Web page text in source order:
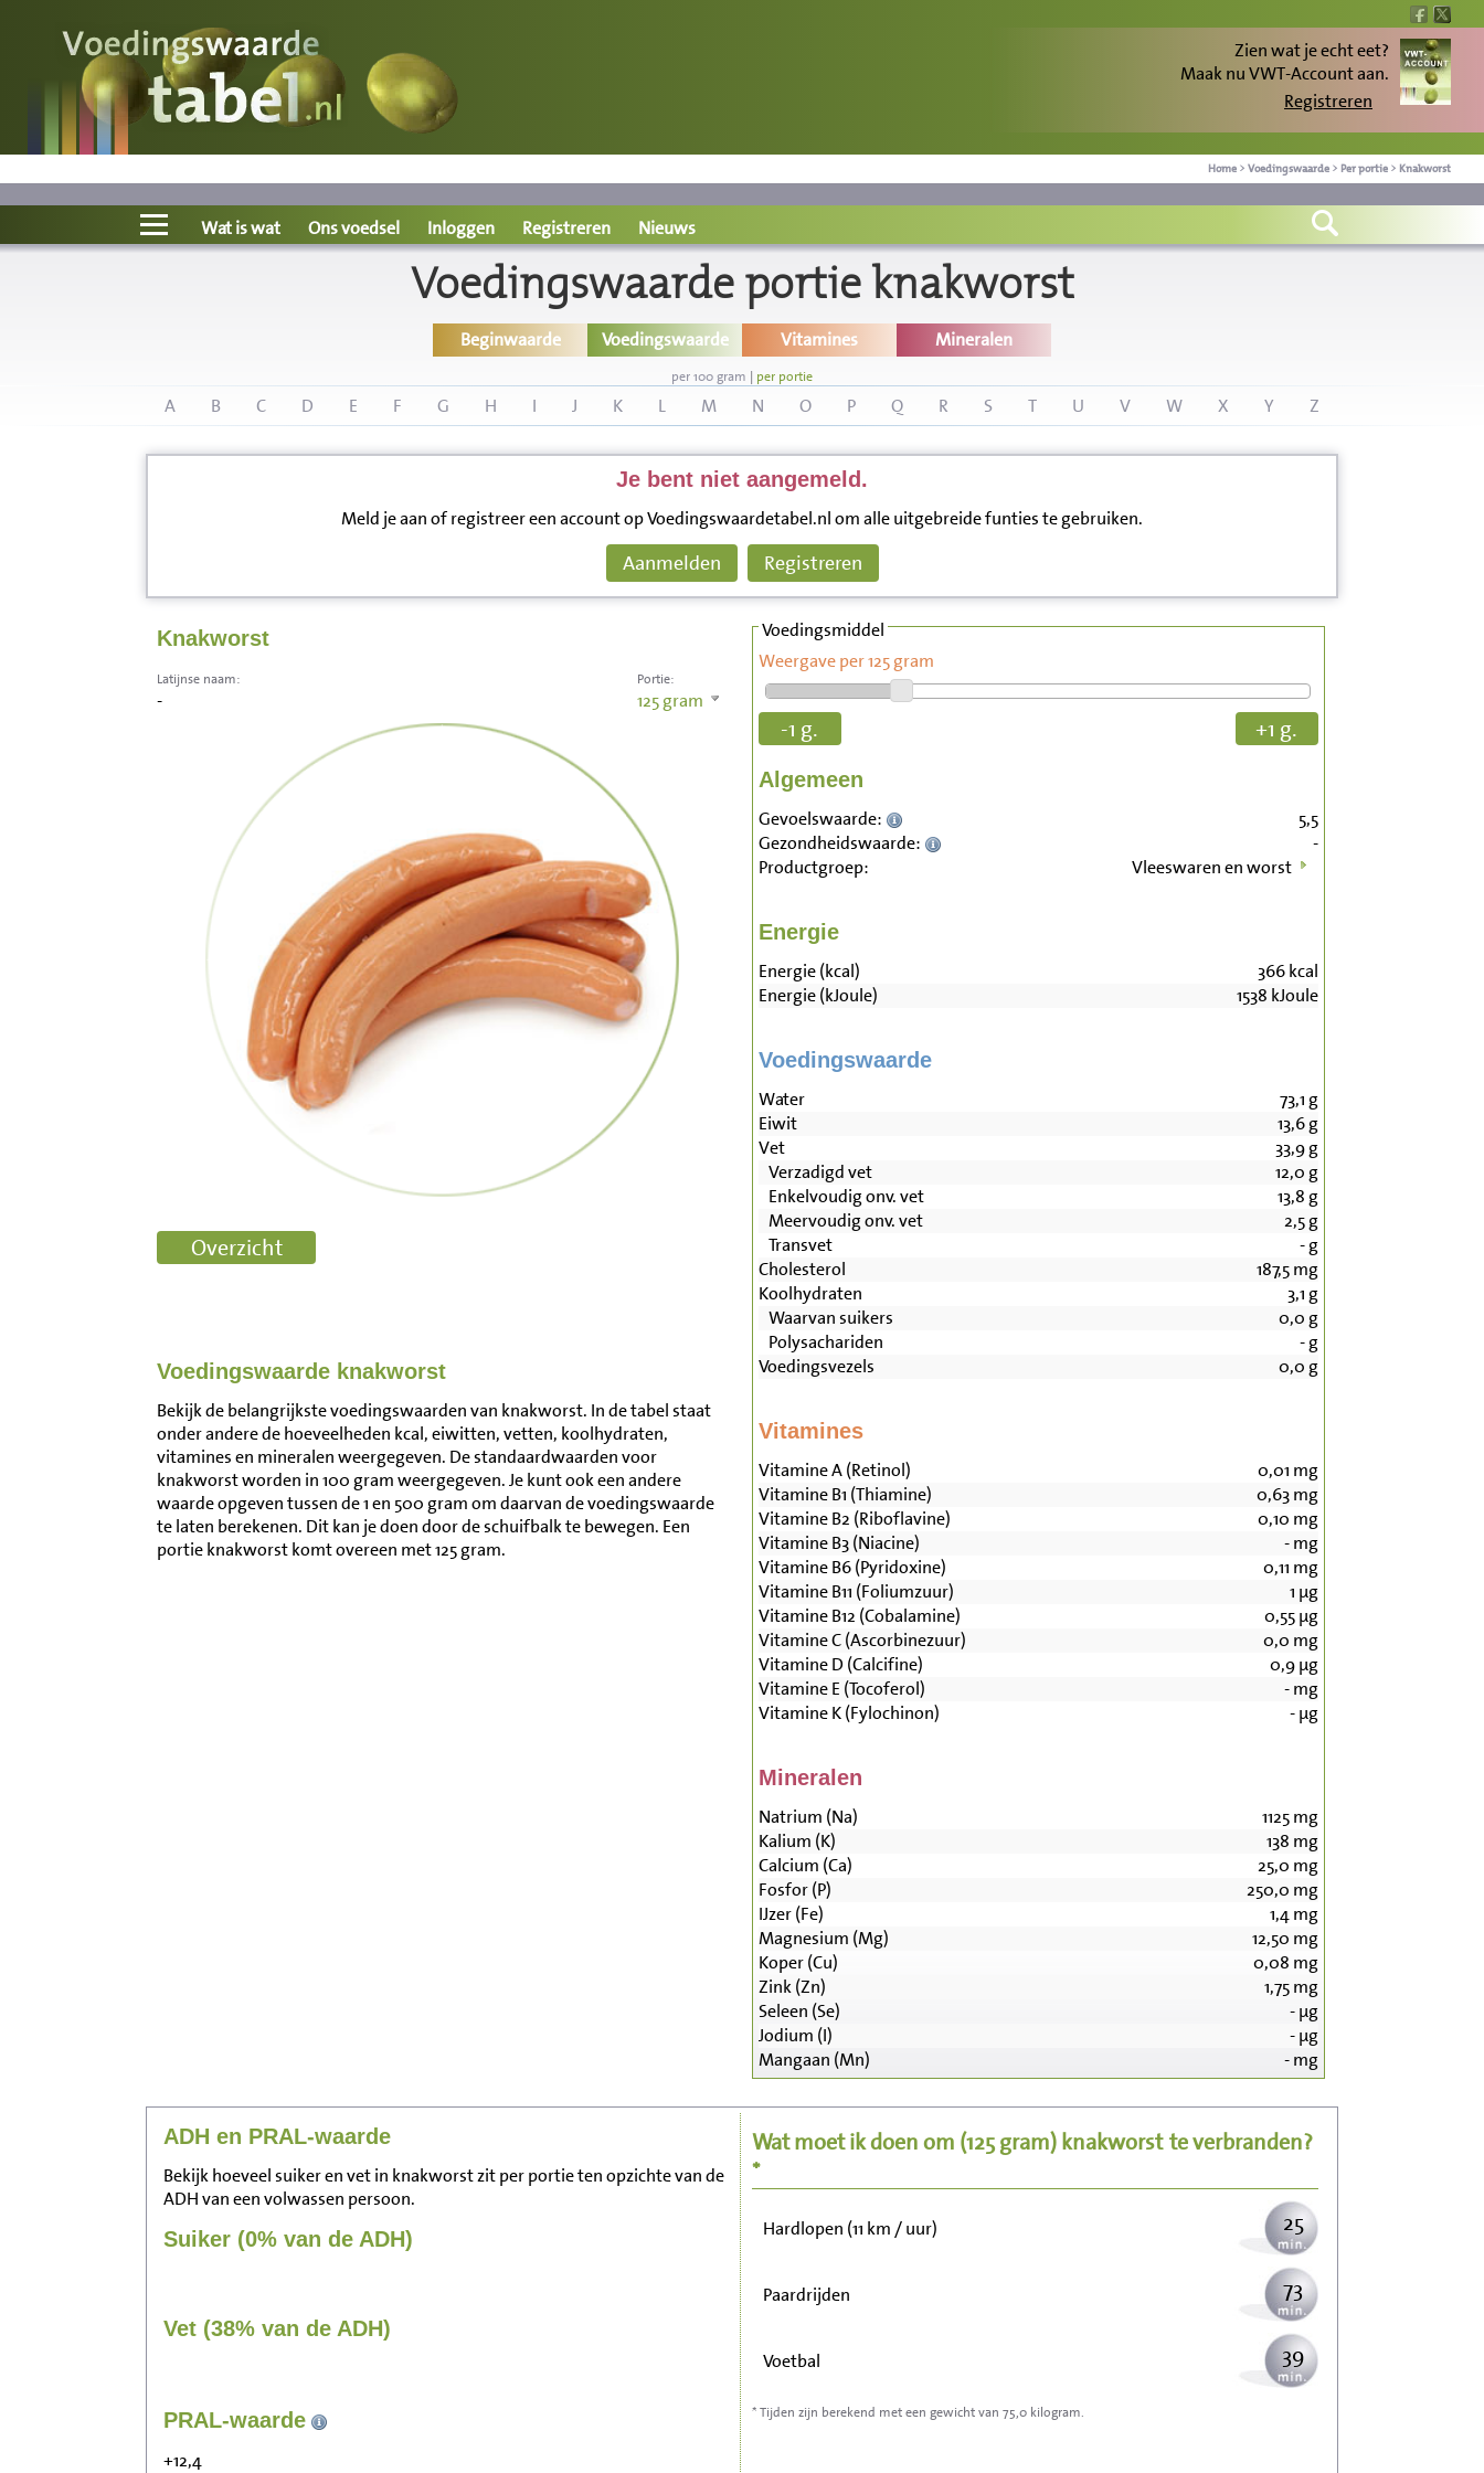
Zien wat je echt eet?
Maak nu VWT-Account aan.
Registreren
Home > Voedingswaarde > Per portie > Knakworst
Voedingswaarde
Wat is wat?
Ons voedsel
Wat is wat Ons voedsel Inloggen Registreren Nieuws
Voedingswaarde portie knakworst
Beginwaarde Voedingswaarde Vitamines Mineralen
per 100 gram | per portie
A B C D E F G H I J K L M N O P Q R S T U V W X Y Z
Je bent niet aangemeld.
Meld je aan of registreer een account op Voedingswaardetabel.nl om alle uitgebreide funties te gebruiken.
Aanmelden Registreren
Knakworst
Portie:
125gram
Latijnse naam:
-
Voedingswaarde knakworst
Bekijk de belangrijkste voedingswaarden van knakworst. In de tabel staat
onder andere de hoeveelheden kcal, eiwitten, vetten, koolhydraten,
vitamines en mineralen weergegeven. De standaardwaarden voor
knakworst worden in 100 gram weergegeven. Je kunt ook een andere
waarde opgeven tussen de 1 en 500 gram om daarvan de voedingswaarde
te laten berekenen. Dit kan je doen door de schuifbalk te bewegen. Een
portie knakworst komt overeen met 125 gram.
Voedingsmiddel
Weergave per 125 gram
-1 g. +1 g.
Algemeen
Gevoelswaarde:
5,5
Gezondheidswaarde:
-
Productgroep:
Vleeswaren en worst
Energie
Energie (kcal) 366kcal
Energie (kJoule)
1538 kJoule
Voedingswaarde
Water 73,1 g
Eiwit
13,6g
Vet
33,9g
Verzadigd vet
12,0 g
Enkelvoudig onv. vet
13,8 g
Meervoudig onv. vet
2,5g
Transvet
-g
Cholesterol
187,5mg
Koolhydraten
3,1 g
Waarvan suikers
0,0 g
Polysachariden
-g
Voedingsvezels
0,0 g
Vitamines
Vitamine A (Retinol) 0,01 mg
Vitamine B1 (Thiamine)
0,63mg
Vitamine B2 (Riboflavine)
0,10 mg
Vitamine B3 (Niacine)
-mg
Vitamine B6 (Pyridoxine)
0,11 mg
Vitamine B11 (Foliumzuur)
1 µg
Vitamine B12 (Cobalamine)
0,55µg
Vitamine C (Ascorbinezuur)
0,0 mg
Vitamine D (Calcifine)
0,9µg
Vitamine E (Tocoferol)
-mg
Vitamine K (Fylochinon)
-µg
Mineralen
Natrium (Na) 1125mg
Kalium (K)
138 mg
Calcium (Ca)
25,0 mg
Fosfor (P)
250,0 mg
IJzer (Fe)
1,4mg
Magnesium (Mg)
12,50 mg
Koper (Cu)
0,08 mg
Zink (Zn)
1,75mg
Seleen (Se)
-µg
Jodium (I)
-µg
Mangaan (Mn)
-mg
ADH en PRAL-waarde
Bekijk hoeveel suiker en vet in knakworst zit per portie ten opzichte van de
ADH van een volwassen persoon.
Suiker (0% van de ADH)
Vet (38% van de ADH)
PRAL-waarde
+12,4
Wat moet ik doen om (125 gram)knakworst te verbranden?
*
Zitten, tv kijken 266
65
Hardlopen (11 km / uur) 25
Paardrijden 73
Voetbal 39
Stofzuigen
* Tijden zijn berekend met een gewicht van 75,0 kilogram.